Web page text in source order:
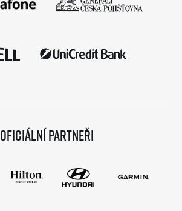
Oficiální partneři